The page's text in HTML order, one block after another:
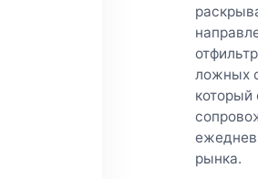
ложных
рынка.